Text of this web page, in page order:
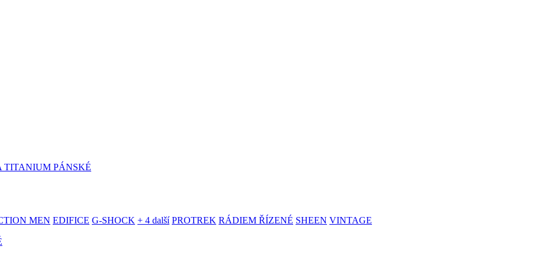
TITANIUM PÁNSKÉ
MEN EDIFICE G-SHOCK + 4 další PROTREK RÁDIEM ŘÍZENÉ SHEEN VINTAGE